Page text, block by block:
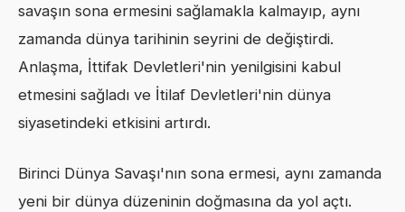
savaşın sona ermesini sağlamakla kalmayıp, aynı
zamanda dünya tarihinin seyrini de değiştirdi.
Anlaşma, İttifak Devletleri'nin yenilgisini kabul
etmesini sağladı ve İtilaf Devletleri'nin dünya
siyasetindeki etkisini artırdı.
Birinci Dünya Savaşı'nın sona ermesi, aynı zamanda
yeni bir dünya düzeninin doğmasına da yol açtı.